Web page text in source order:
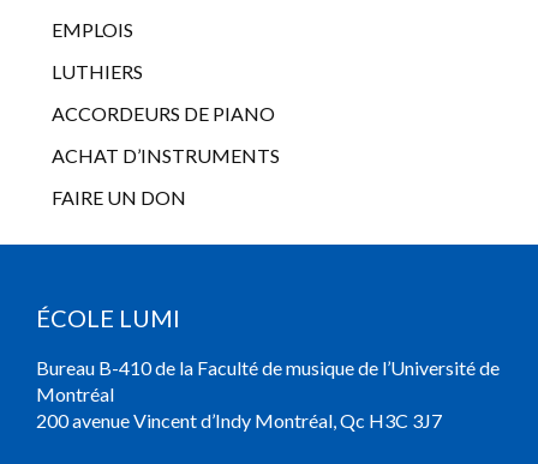
EMPLOIS
LUTHIERS
ACCORDEURS DE PIANO
ACHAT D’INSTRUMENTS
FAIRE UN DON
ÉCOLE LUMI
Bureau B-410 de la Faculté de musique de l’Université de
Montréal
200 avenue Vincent d’Indy Montréal, Qc H3C 3J7